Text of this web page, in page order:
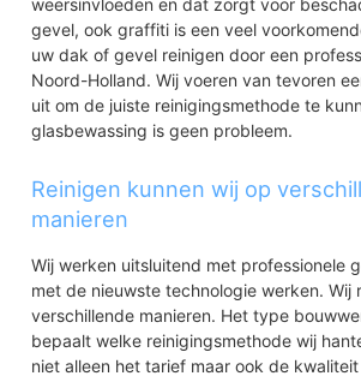
weersinvloeden en dat zorgt voor
gevel, ook graffiti is een veel
uw dak of gevel reinigen door een
Noord-Holland. Wij voeren van tevoren
uit om de juiste reinigingsmethode te
glasbewassing is geen probleem.
Reinigen kunnen wij op
manieren
Wij werken uitsluitend met professionele
met de nieuwste technologie werken. Wij
verschillende manieren. Het type
bepaalt welke reinigingsmethode wij
niet alleen het tarief maar ook de